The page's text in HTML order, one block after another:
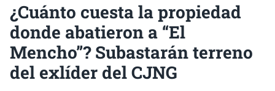
¿Cuánto cuesta la propiedad
donde abatieron a “El
Mencho”? Subastarán terreno
del exlíder del CJNG